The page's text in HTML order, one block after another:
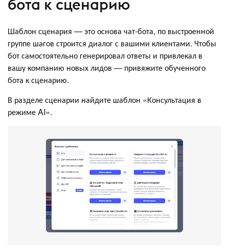
бота к сценарию
Шаблон сценария — это основа чат-бота, по выстроенной
группе шагов строится диалог с вашими клиентами. Чтобы
бот самостоятельно генерировал ответы и привлекал в
вашу компанию новых лидов — привяжите обученного
бота к сценарию.
В разделе сценарии найдите шаблон «Консультация в
режиме AI».